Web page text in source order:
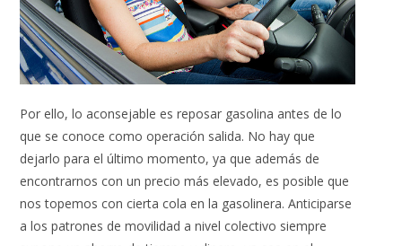
Por ello, lo aconsejable es reposar gasolina antes de lo
que se conoce como operación salida. No hay que
dejarlo para el último momento, ya que además de
encontrarnos con un precio más elevado, es posible que
nos topemos con cierta cola en la gasolinera. Anticiparse
a los patrones de movilidad a nivel colectivo siempre